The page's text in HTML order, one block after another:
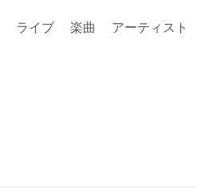
ライブ 楽曲 アーティスト